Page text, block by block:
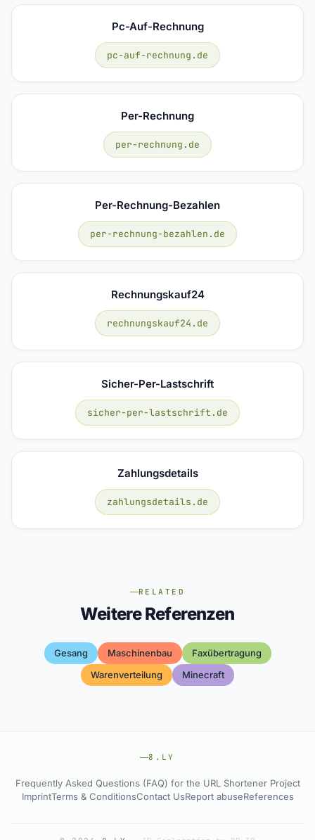
Pc-Auf-Rechnung
pc-auf-rechnung.de
Per-Rechnung
per-rechnung.de
Per-Rechnung-Bezahlen
per-rechnung-bezahlen.de
Rechnungskauf24
rechnungskauf24.de
Sicher-Per-Lastschrift
sicher-per-lastschrift.de
Zahlungsdetails
zahlungsdetails.de
RELATED
Weitere Referenzen
Gesang Maschinenbau
Faxübertragung
Warenverteilung
Minecraft
8.LY
Frequently Asked Questions (FAQ) for the URL Shortener Project
ImprintTerms & ConditionsContact UsReport abuseReferences